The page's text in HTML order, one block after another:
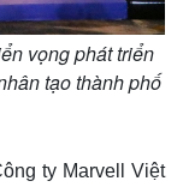
vọng phát triển
tạo thành phố
ty Marvell Việt